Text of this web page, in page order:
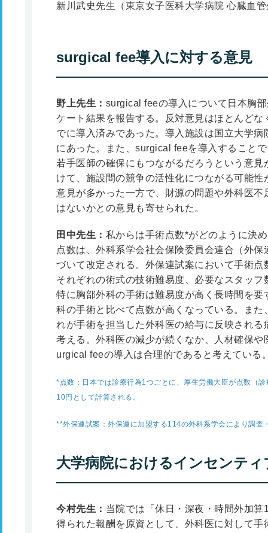
新川武史先生（東京女子医科大学病院 心臓血
surgical fee導入に対する意見
野上先生： surgical feeの導入について日本胸
ケート結果を報告する。反対意見はほとんど
でに導入済みであった。導入施設は国立大学
にあった。また、surgical feeを導入すること
若手医師の確保にもつながるだろうという意
けて、施設間の競争の活性化につながる可能
意見が多かった一方で、財源の問題や外科医
はないかとの意見も寄せられた。
田中先生： 私からは手術点数*がどのように決
点数は、外科系学会社会保険委員会連合（外
づいて改定される。外保連試案において手術
それぞれの術式の技術難易度、必要なスタッ
特に胸部外科の手術は難易度が高く長時間を
科の手術と比べて点数が高くなっている。ま
れが手術を担当した外科医の給与に反映され
考える。外科医の減少が続くなか、人材確保
urgical feeの導入は合理的であると考えている
*点数：日本では診療行為1つごとに、厚生労働大臣が点数（
10円として計算される。
**外保連試案：外保連に加盟する114の外科系学会により調査
大学病院におけるインセンティ
今村先生： 当院では「休日・深夜・時間外加
得られた報酬を原資として、外科医に対して